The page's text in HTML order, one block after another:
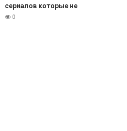
сериалов которые не
уступают зарубежным
0